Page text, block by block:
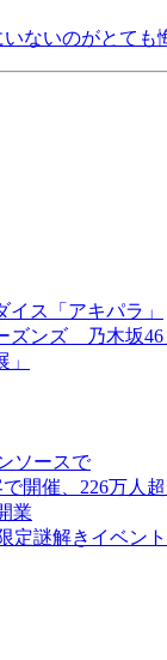
ないのがとても
イス「アキパラ」
ズンズ 乃木坂46
ソースで
で開催、226万人
業
定謎解きイベン